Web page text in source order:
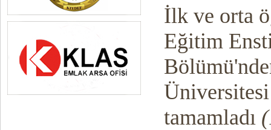
İlk ve orta
Eğitim
tamamladı